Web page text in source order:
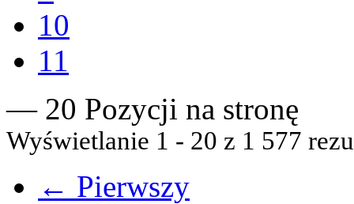
10
11
— 20 Pozycji na stronę
Wyświetlanie 1 - 20 z 1 577
← Pierwszy